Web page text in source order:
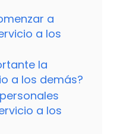
a
a los
la
a los demás?
a los